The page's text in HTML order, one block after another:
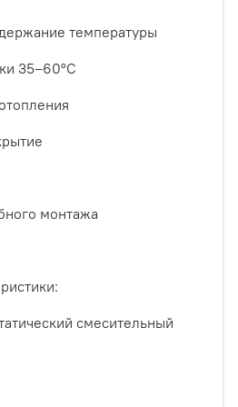
температуры
35–60°C
монтажа
смесительный